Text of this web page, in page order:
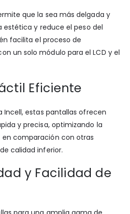
que la sea más delgada y
estética y reduce el peso del
facilita el proceso de
un solo módulo para el LCD y el
Eficiente
Incell, estas pantallas ofrecen
y precisa, optimizando la
en comparación con otras
calidad inferior.
y Facilidad de